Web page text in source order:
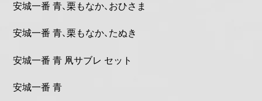
安城一番 青、栗もなか、おひさま
安城一番 青、栗もなか、たぬき
安城一番 青 凧サブレ セット
安城一番 青